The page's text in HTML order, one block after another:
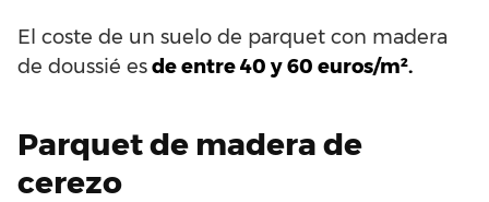
El coste de un suelo de parquet con madera
de doussié esde entre 40 y 60 euros/m².
Parquet de madera de
cerezo